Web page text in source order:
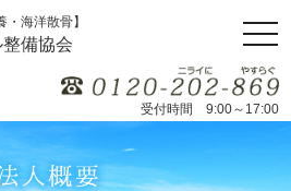
海洋散骨】
備協会
受付時間 9:00～17:00